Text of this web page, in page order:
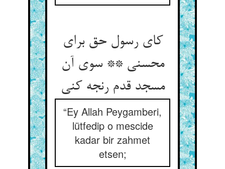
کای رسول حق برای
محسنی ** سوی آن
مسجد قدم رنجه کنی‏
“Ey Allah Peygamberi,
lütfedip o mescide
kadar bir zahmet
etsen;